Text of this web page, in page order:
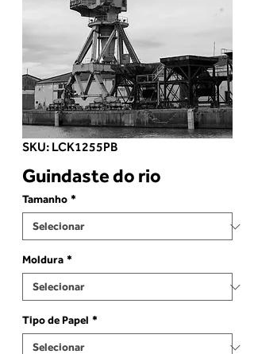
SKU: LCK1255PB
Guindaste do rio
Tamanho *
Moldura *
Tipo de Papel *